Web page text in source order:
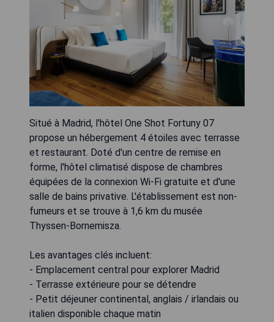
Situé à Madrid, l'hôtel One Shot Fortuny 07
propose un hébergement 4 étoiles avec terrasse
et restaurant. Doté d'un centre de remise en
forme, l'hôtel climatisé dispose de chambres
équipées de la connexion Wi-Fi gratuite et d'une
salle de bains privative. L'établissement est non-
fumeurs et se trouve à 1,6 km du musée
Thyssen-Bornemisza.
Les avantages clés incluent:
- Emplacement central pour explorer Madrid
- Terrasse extérieure pour se détendre
- Petit déjeuner continental, anglais / irlandais ou
italien disponible chaque matin